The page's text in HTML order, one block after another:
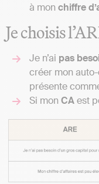
à mon chiffre
Je choisis
Je n’ai pas
créer mon auto-
présente
Si mon CAest